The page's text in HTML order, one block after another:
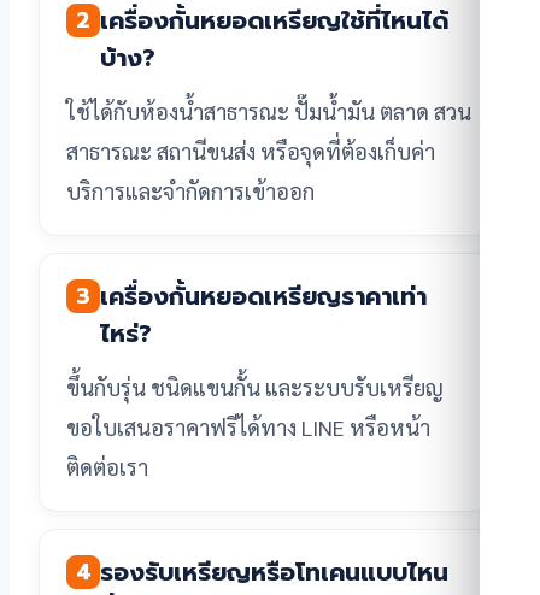
2 เครื่องกั้นหยอดเหรียญใช้ที่ไหนได้
บ้าง?
ใช้ได้กับห้องน้ำสาธารณะ ปั๊มน้ำมัน ตลาด สวน
สาธารณะ สถานีขนส่ง หรือจุดที่ต้องเก็บค่า
บริการและจำกัดการเข้าออก
3 เครื่องกั้นหยอดเหรียญราคาเท่า
ไหร่?
ขึ้นกับรุ่น ชนิดแขนกั้น และระบบรับเหรียญ
ขอใบเสนอราคาฟรีได้ทาง LINE หรือหน้า
ติดต่อเรา
4 รองรับเหรียญหรือโทเคนแบบไหน